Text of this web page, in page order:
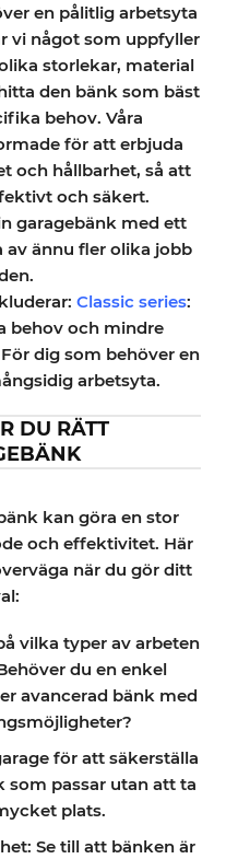
en pålitlig arbetsyta
vi något som uppfyller
storlekar, material
den bänk som bäst
behov. Våra
för att erbjuda
och hållbarhet, så att
och säkert.
garagebänk med ett
av ännu fler olika jobb
Classic series:
behov och mindre
dig som behöver en
arbetsyta.
DU RÄTT
kan göra en stor
och effektivitet. Här
när du gör ditt
vilka typer av arbeten
du en enkel
avancerad bänk med
för att säkerställa
som passar utan att ta
plats.
Se till att bänken är